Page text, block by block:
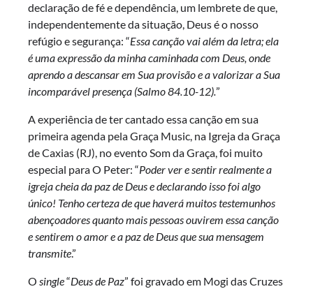
declaração de fé e dependência, um lembrete de que,
independentemente da situação, Deus é o nosso
refúgio e segurança: “Essa canção vai além da letra; ela
é uma expressão da minha caminhada com Deus, onde
aprendo a descansar em Sua provisão e a valorizar a Sua
incomparável presença (Salmo 84.10-12).”
A experiência de ter cantado essa canção em sua
primeira agenda pela Graça Music, na Igreja da Graça
de Caxias (RJ), no evento Som da Graça, foi muito
especial para O Peter: “Poder ver e sentir realmente a
igreja cheia da paz de Deus e declarando isso foi algo
único! Tenho certeza de que haverá muitos testemunhos
abençoadores quanto mais pessoas ouvirem essa canção
e sentirem o amor e a paz de Deus que sua mensagem
transmite.”
O single“Deus de Paz” foi gravado em Mogi das Cruzes